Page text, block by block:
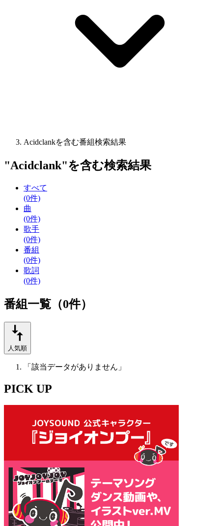
Acidclankを含む番組検索結果
"Acidclank"を含む検索結果
すべて
(0件)
曲
(0件)
歌手
(0件)
番組
(0件)
歌詞
(0件)
番組一覧（0件）
人気順
「該当データがありません」
PICK UP